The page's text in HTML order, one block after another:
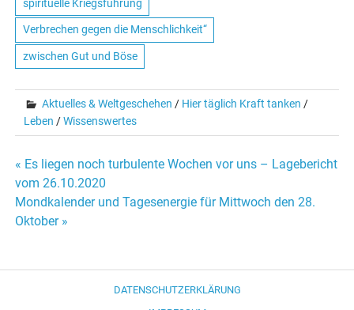
spirituelle Kriegsführung
Verbrechen gegen die Menschlichkeit“
zwischen Gut und Böse
Aktuelles & Weltgeschehen / Hier täglich Kraft tanken /
Leben /Wissenswertes
Beitrags-
Navigation
« Es liegen noch turbulente Wochen vor uns – Lagebericht
vom 26.10.2020
Mondkalender und Tagesenergie für Mittwoch den 28.
Oktober »
DATENSCHUTZERKLÄRUNG